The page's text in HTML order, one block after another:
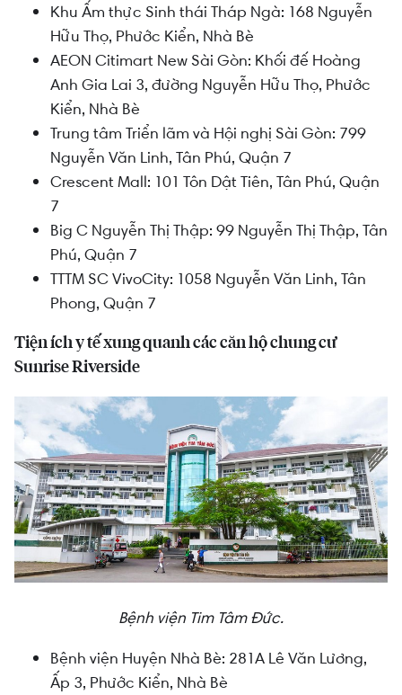
Khu Ẩm thực Sinh thái Tháp Ngà: 168 Nguyễn
Hữu Thọ, Phước Kiển, Nhà Bè
AEON Citimart New Sài Gòn: Khối đế Hoàng
Anh Gia Lai 3, đường Nguyễn Hữu Thọ, Phước
Kiển, Nhà Bè
Trung tâm Triển lãm và Hội nghị Sài Gòn: 799
Nguyễn Văn Linh, Tân Phú, Quận 7
Crescent Mall: 101 Tôn Dật Tiên, Tân Phú, Quận
7
Big C Nguyễn Thị Thập: 99 Nguyễn Thị Thập, Tân
Phú, Quận 7
TTTM SC VivoCity: 1058 Nguyễn Văn Linh, Tân
Phong, Quận 7
Tiện ích y tế xung quanh các căn hộ chung cư
Sunrise Riverside
Bệnh viện Tim Tâm Đức.
Bệnh viện Huyện Nhà Bè: 281A Lê Văn Lương,
Ấp 3, Phước Kiển, Nhà Bè